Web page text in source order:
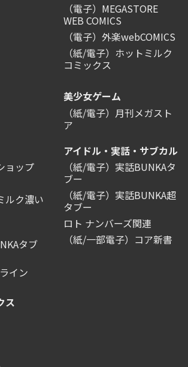
（電子）MEGASTORE
WEB COMICS
（電子）外楽webCOMICS
（紙/電子）ホットミルク
コミックス
美少女ゲーム
（紙/電子）月刊メガスト
ア
ョップ
ルク濃い
タブ
イン
アイドル・実話・サブカル
（紙/電子）実話BUNKAタ
ブー
（紙/電子）実話BUNKA超
タブー
ロト ナンバーズ関連
（紙/一部電子）コア新書
ス